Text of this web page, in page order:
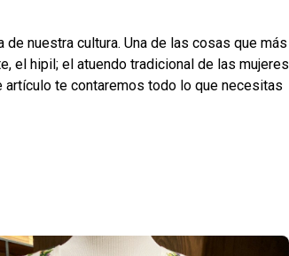
nuestra cultura. Una de las cosas que más
el hipil; el atuendo tradicional de las mujeres
artículo te contaremos todo lo que necesitas